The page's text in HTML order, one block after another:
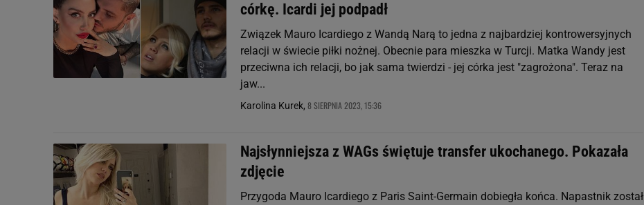
córkę. Icardi jej podpadł
Związek Mauro Icardiego z Wandą Narą to jedna z najbardziej kontrowersyjnych
relacji w świecie piłki nożnej. Obecnie para mieszka w Turcji. Matka Wandy jest
przeciwna ich relacji, bo jak sama twierdzi - jej córka jest "zagrożona". Teraz na
jaw...
Karolina Kurek, 8 SIERPNIA 2023, 15:36
Najsłynniejsza z WAGs świętuje transfer ukochanego. Pokazała
zdjęcie
Przygoda Mauro Icardiego z Paris Saint-Germain dobiegła końca. Napastnik został